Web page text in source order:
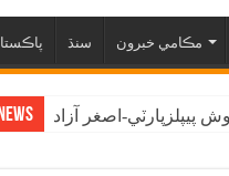
سنڌ مڪامي خبرون
اصغر آزاد
راشد شاهه راشدي